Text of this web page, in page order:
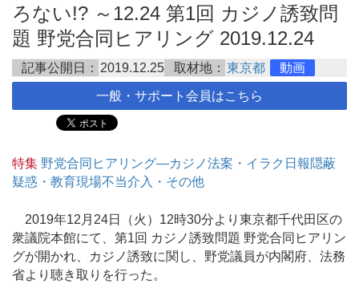
ろない!? ～12.24 第1回 カジノ誘致問
題 野党合同ヒアリング 2019.12.24
記事公開日： 2019.12.25 取材地： 東京都 動画
一般・サポート会員はこちら
特集 野党合同ヒアリング―カジノ法案・イラク日報隠蔽
疑惑・教育現場不当介入・その他
2019年12月24日（火）12時30分より東京都千代田区の
衆議院本館にて、第1回 カジノ誘致問題 野党合同ヒアリン
グが開かれ、カジノ誘致に関し、野党議員が内閣府、法務
省より聴き取りを行った。